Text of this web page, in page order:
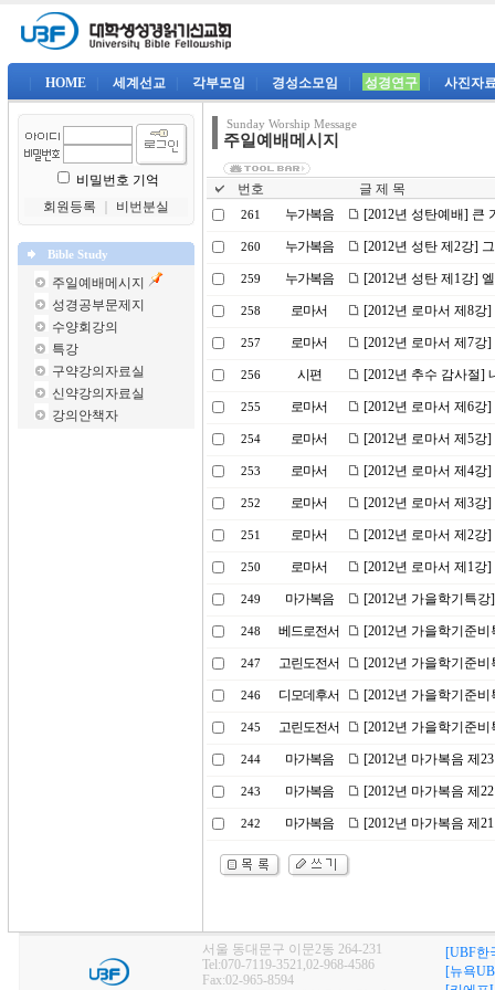
HOME 세계선교 각부모임 경성소모임 성경연구 사진자
비밀번호 기억
회원등록
비번분실
Bible Study
주일예배메시지
성경공부문제지
수양회강의
특강
구약강의자료실
신약강의자료실
강의안책자
Sunday Worship Message
주일예배메시지
번호 글 제 목
261 누가복음 [2012년 성탄예배] 큰
260 누가복음 [2012년 성탄 제2강]
259 누가복음 [2012년 성탄 제1강]
258 로마서 [2012년 로마서 제8강
257 로마서 [2012년 로마서 제7강
256 시편 [2012년 추수 감사절]
255 로마서 [2012년 로마서 제6강
254 로마서 [2012년 로마서 제5강
253 로마서 [2012년 로마서 제4강
252 로마서 [2012년 로마서 제3
251 로마서 [2012년 로마서 제2강
250 로마서 [2012년 로마서 제1강
249 마가복음 [2012년 가을학기특
248 베드로전서 [2012년 가을학기준
247 고린도전서 [2012년 가을학기준
246 디모데후서 [2012년 가을학기준
245 고린도전서 [2012년 가을학기준
244 마가복음 [2012년 마가복음 제
243 마가복음 [2012년 마가복음 제
242 마가복음 [2012년 마가복음 제
서울 동대문구 이문2동 264-231
Tel:070-7119-3521,02-968-4586
Fax:02-965-8594
[UBF한
[뉴욕